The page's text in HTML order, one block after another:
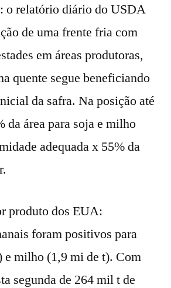
o relatório diário do USDA
de uma frente fria com
em áreas produtoras,
quente segue beneficiando
da safra. Na posição até
da área para soja e milho
adequada x 55% da
produto dos EUA:
foram positivos para
e milho (1,9 mi de t). Com
segunda de 264 mil t de